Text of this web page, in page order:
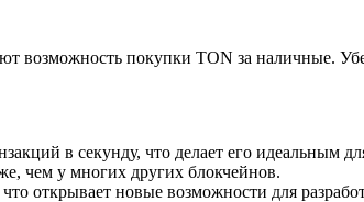
возможность покупки TON за наличные.
в секунду, что делает его идеальным
чем у многих других блокчейнов.
открывает новые возможности для